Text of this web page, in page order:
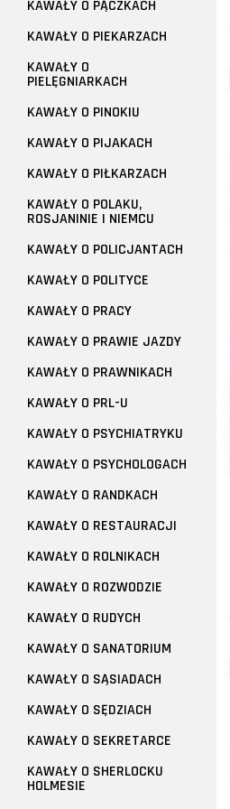
KAWAŁY O PĄCZKACH
KAWAŁY O PIEKARZACH
KAWAŁY O
PIELĘGNIARKACH
KAWAŁY O PINOKIU
KAWAŁY O PIJAKACH
KAWAŁY O PIŁKARZACH
KAWAŁY O POLAKU,
ROSJANINIE I NIEMCU
KAWAŁY O POLICJANTACH
KAWAŁY O POLITYCE
KAWAŁY O PRACY
KAWAŁY O PRAWIE JAZDY
KAWAŁY O PRAWNIKACH
KAWAŁY O PRL-U
KAWAŁY O PSYCHIATRYKU
KAWAŁY O PSYCHOLOGACH
KAWAŁY O RANDKACH
KAWAŁY O RESTAURACJI
KAWAŁY O ROLNIKACH
KAWAŁY O ROZWODZIE
KAWAŁY O RUDYCH
KAWAŁY O SANATORIUM
KAWAŁY O SĄSIADACH
KAWAŁY O SĘDZIACH
KAWAŁY O SEKRETARCE
KAWAŁY O SHERLOCKU
HOLMESIE